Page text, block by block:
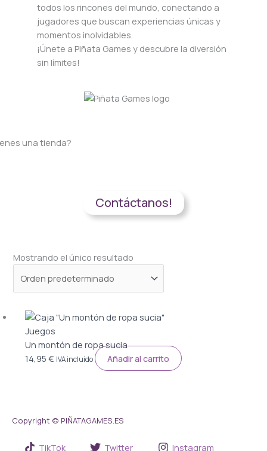
todos los rincones del mundo, conectando a
jugadores que buscan experiencias únicas y
momentos inolvidables.
¡Únete a Piñata Games y descubre la diversión
sin límites!
una tienda?
Contáctanos!
Mostrando el único resultado
Juegos
Un montón de ropa sucia
14,95€ IVA incluido Añadir al carrito
Copyright © PIÑATAGAMES.ES
TikTok Twitter Instagram